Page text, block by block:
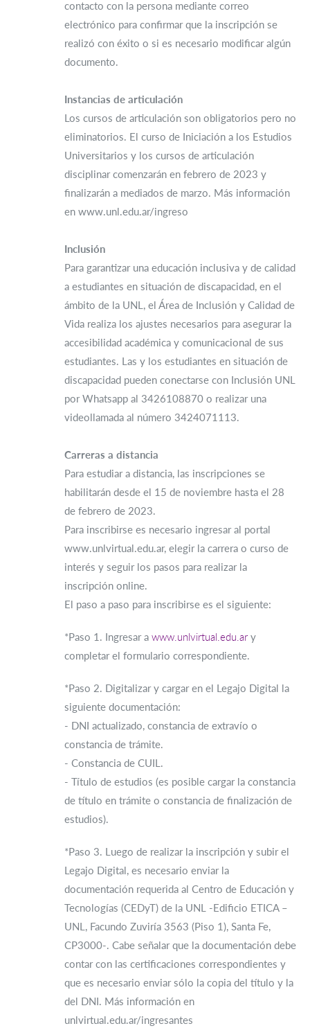
contacto con la persona mediante correo
electrónico para confirmar que la inscripción se
realizó con éxito o si es necesario modificar algún
documento.
Instancias de articulación
Los cursos de articulación son obligatorios pero no
eliminatorios. El curso de Iniciación a los Estudios
Universitarios y los cursos de articulación
disciplinar comenzarán en febrero de 2023 y
finalizarán a mediados de marzo. Más información
en www.unl.edu.ar/ingreso
Inclusión
Para garantizar una educación inclusiva y de calidad
a estudiantes en situación de discapacidad, en el
ámbito de la UNL, el Área de Inclusión y Calidad de
Vida realiza los ajustes necesarios para asegurar la
accesibilidad académica y comunicacional de sus
estudiantes. Las y los estudiantes en situación de
discapacidad pueden conectarse con Inclusión UNL
por Whatsapp al 3426108870 o realizar una
videollamada al número 3424071113.
Carreras a distancia
Para estudiar a distancia, las inscripciones se
habilitarán desde el 15 de noviembre hasta el 28
de febrero de 2023.
Para inscribirse es necesario ingresar al portal
www.unlvirtual.edu.ar, elegir la carrera o curso de
interés y seguir los pasos para realizar la
inscripción online.
El paso a paso para inscribirse es el siguiente:
*Paso 1. Ingresar a www.unlvirtual.edu.ar y
completar el formulario correspondiente.
*Paso 2. Digitalizar y cargar en el Legajo Digital la
siguiente documentación:
- DNI actualizado, constancia de extravío o
constancia de trámite.
- Constancia de CUIL.
- Título de estudios (es posible cargar la constancia
de título en trámite o constancia de finalización de
estudios).
*Paso 3. Luego de realizar la inscripción y subir el
Legajo Digital, es necesario enviar la
documentación requerida al Centro de Educación y
Tecnologías (CEDyT) de la UNL -Edificio ETICA –
UNL, Facundo Zuviría 3563 (Piso 1), Santa Fe,
CP3000-. Cabe señalar que la documentación debe
contar con las certificaciones correspondientes y
que es necesario enviar sólo la copia del título y la
del DNI. Más información en
unlvirtual.edu.ar/ingresantes